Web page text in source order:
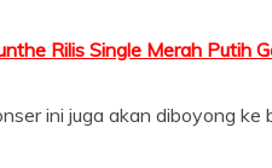
Rilis Single Merah Putih
ini juga akan diboyong